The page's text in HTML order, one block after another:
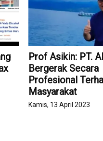
Prof Asikin: PT.
Bergerak Secara
Profesional
Masyarakat
Kamis, 13 April 2023